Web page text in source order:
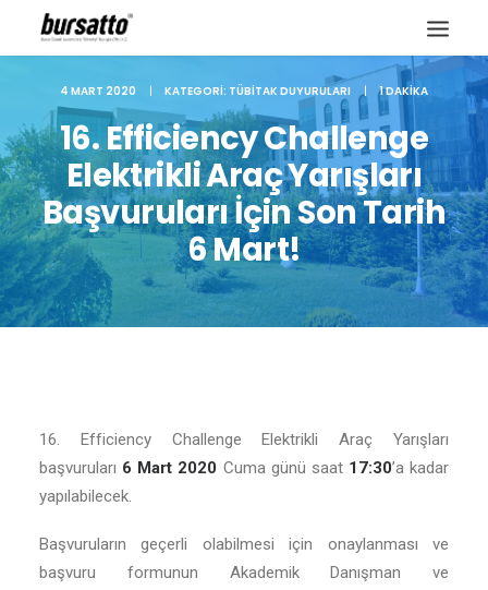
4 MART 2020 | KATEGORI: TÜBITAK DUYURULARI | 1 DAKIKA
16. Efficiency Challenge
Elektrikli Araç Yarışları
Başvuruları İçin Son Tarih
6 Mart!
16. Efficiency Challenge Elektrikli Araç Yarışları
başvuruları 6 Mart 2020 Cuma günü saat 17:30’a kadar
yapılabilecek.
Başvuruların geçerli olabilmesi için onaylanması ve
başvuru formunun Akademik Danışman ve